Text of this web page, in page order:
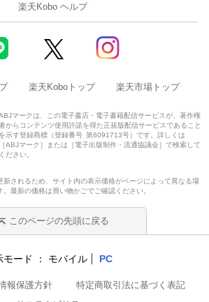
楽天Kobo ヘルプ
楽天Koboトップ 楽天市場トップ
マークは、この電子書店・電子書籍配信サービスが、著作権
からコンテンツ使用許諾を得た正規版配信サービスであること
を示す登録商標（登録番号 第6091713号）です。詳しくは
［ABJマーク］または［電子出版制作・流通協議会］で検索して
ください。
新されるため、サイト内の表示価格がページによって異なる場
。最新の価格は買い物かごでご確認ください。
このページの先頭に戻る
モード モバイル PC
報保護方針
特定商取引法に基づく表記